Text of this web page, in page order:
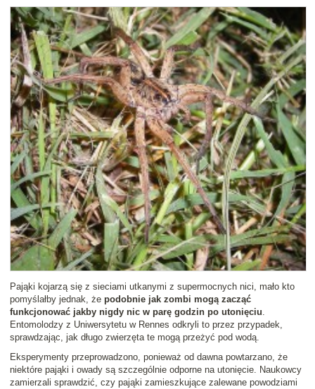
Pająki kojarzą się z sieciami utkanymi z supermocnych nici, mało kto
pomyślałby jednak, że podobnie jak zombi mogą zacząć
funkcjonować jakby nigdy nic w parę godzin po utonięciu.
Entomolodzy z Uniwersytetu w Rennes odkryli to przez przypadek,
sprawdzając, jak długo zwierzęta te mogą przeżyć pod wodą.
Eksperymenty przeprowadzono, ponieważ od dawna powtarzano, że
niektóre pająki i owady są szczególnie odporne na utonięcie. Naukowcy
zamierzali sprawdzić, czy pająki zamieszkujące zalewane powodziami